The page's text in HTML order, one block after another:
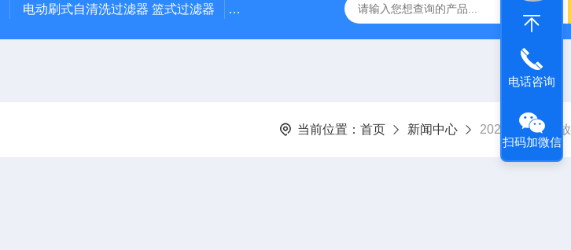
电动刷式自清洗过滤器 篮式过滤器 袋式过滤器价格 高效精密过滤器 高效精密过滤器价
当前位置： 首页 新闻中心 2024年端午节
电话咨询
扫码加微信